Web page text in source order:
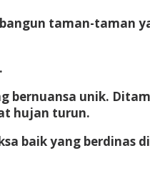
taman-taman
unik.
hujan turun.
baik yang berdinas